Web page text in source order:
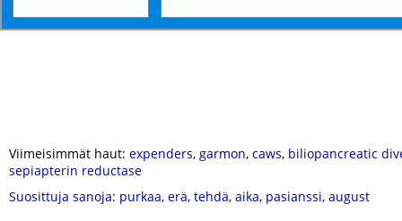
Viimeisimmät haut: expenders, garmon, caws, biliopancreatic
sepiapterin reductase
Suosittuja sanoja: purkaa, erä, tehdä, aika, pasianssi, august